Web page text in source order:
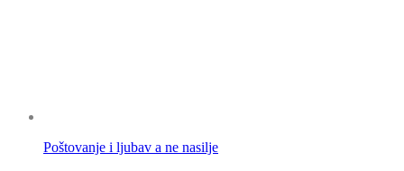
Poštovanje i ljubav a ne nasilje